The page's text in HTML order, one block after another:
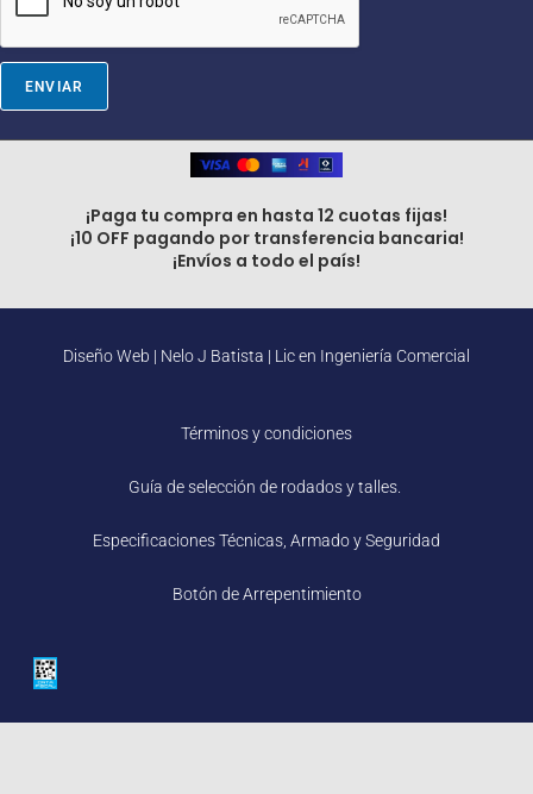
l
ENVIAR
¡Paga tu compra en hasta 12 cuotas fijas!
¡10 OFF pagando por transferencia bancaria!
¡Envíos a todo el país!
Diseño Web | Nelo J Batista | Lic en Ingeniería Comercial
Términos y condiciones
Guía de selección de rodados y talles.
Especificaciones Técnicas, Armado y Seguridad
Botón de Arrepentimiento